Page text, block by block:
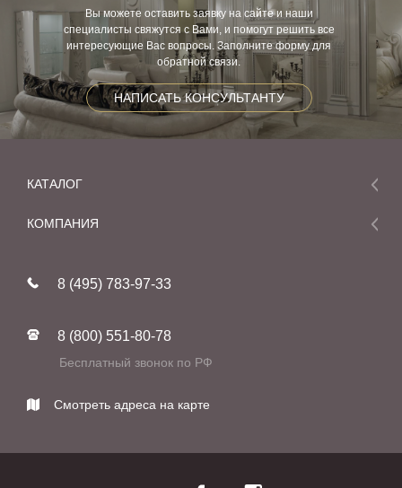
Вы можете оставить заявку на сайте и наши
специалисты свяжутся с Вами, и помогут решить все
интересующие Вас вопросы. Заполните форму для
обратной связи.
НАПИСАТЬ КОНСУЛЬТАНТУ
КАТАЛОГ
Мебель
Фабрики
КОМПАНИЯ
Реставрация
Контакты
8 (495) 783-97-33
8 (800) 551-80-78
Бесплатный звонок по РФ
Смотреть адреса на карте